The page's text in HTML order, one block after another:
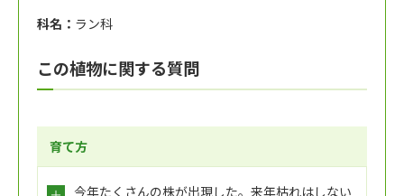
科名： ラン科
この植物に関する質問
育て方
今年たくさんの株が出現した。来年枯れはしない